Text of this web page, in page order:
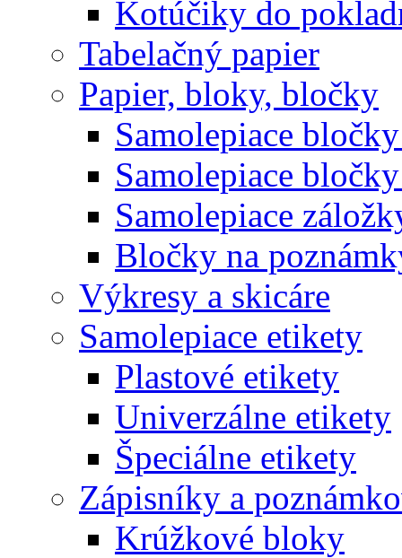
Kotúčiky do
Tabelačný papier
Papier, bloky, bločky
Samolepiace
Samolepiace
Samolepiace
Bločky na
Výkresy a skicáre
Samolepiace etikety
Plastové etikety
Univerzálne etikety
Špeciálne etikety
Zápisníky a
Krúžkové bloky